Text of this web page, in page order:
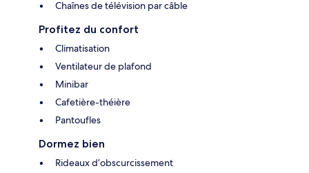
Chaînes de télévision par câble
Profitez du confort
Climatisation
Ventilateur de plafond
Minibar
Cafetière-théière
Pantoufles
Dormez bien
Rideaux d’obscurcissement